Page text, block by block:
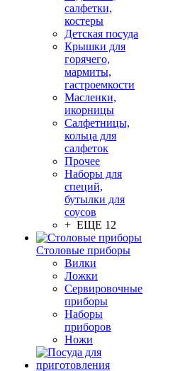
салфетки,
костеры
Детская посуда
Крышки для
горячего,
мармиты,
гастроемкости
Масленки,
икорницы
Салфетницы,
кольца для
салфеток
Прочее
Наборы для
специй,
бутылки для
соусов
+ ЕЩЕ 12
Столовые приборы
Вилки
Ложки
Сервировочные
приборы
Наборы
приборов
Ножи